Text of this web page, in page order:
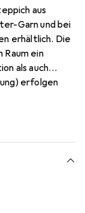
aus
Garn und bei
erhältlich. Die
ein
als auch
erfolgen
lassen